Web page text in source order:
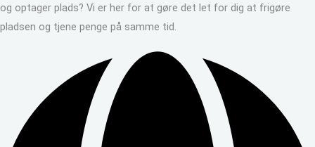
og optager plads? Vi er her for at gøre det let for dig at frigøre
pladsen og tjene penge på samme tid.